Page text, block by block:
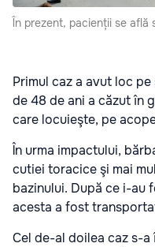
În prezent, pacienții se află
Primul caz a avut loc
de 48 de ani a căzut în
care locuieşte, pe
În urma impactului,
cutiei toracice şi mai
bazinului. După ce i-au
acesta a fost
Cel de-al doilea caz s-